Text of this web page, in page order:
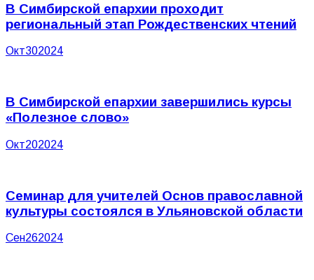
В Симбирской епархии проходит
региональный этап Рождественских чтений
Окт302024
В Симбирской епархии завершились курсы
«Полезное слово»
Окт202024
Семинар для учителей Основ православной
культуры состоялся в Ульяновской области
Сен262024